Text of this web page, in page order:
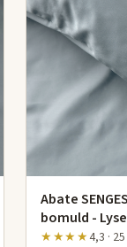
Abate
bomuld -
★★★★4,3 ·